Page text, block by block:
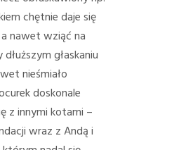
chętnie daje się
nawet wziąć na
głaskaniu
nieśmiało
doskonale
z innymi kotami –
wraz z Andą i